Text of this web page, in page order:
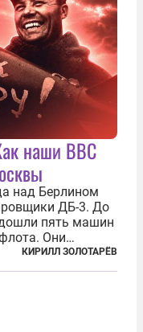
наши ВВС
над Берлином
ДБ-3. До
пять машин
Они
в тот момент
идет где-то
КИРИЛЛ ЗОЛОТАРЁВ